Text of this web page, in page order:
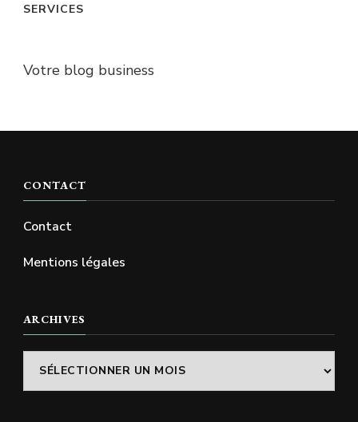
SERVICES
Votre blog business
CONTACT
Contact
Mentions légales
ARCHIVES
Archives